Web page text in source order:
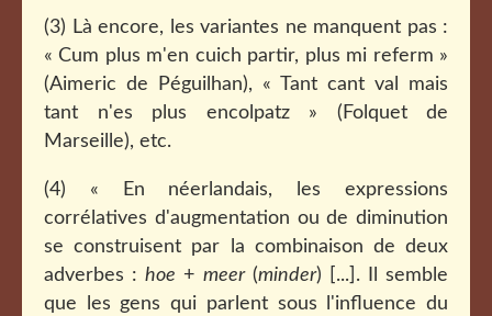
(3) Là encore, les variantes ne manquent pas :
« Cum plus m'en cuich partir, plus mi referm »
(Aimeric de Péguilhan), « Tant cant val mais
tant n'es plus encolpatz » (Folquet de
Marseille), etc.
(4) « En néerlandais, les expressions
corrélatives d'augmentation ou de diminution
se construisent par la combinaison de deux
adverbes :hoe + meer(minder) [...]. Il semble
que les gens qui parlent sous l'influence du